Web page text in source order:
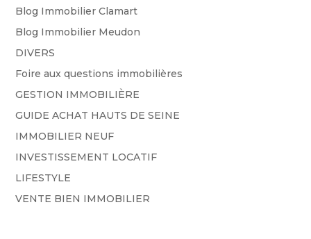
Blog Immobilier Clamart
Blog Immobilier Meudon
DIVERS
Foire aux questions immobilières
GESTION IMMOBILIÈRE
GUIDE ACHAT HAUTS DE SEINE
IMMOBILIER NEUF
INVESTISSEMENT LOCATIF
LIFESTYLE
VENTE BIEN IMMOBILIER